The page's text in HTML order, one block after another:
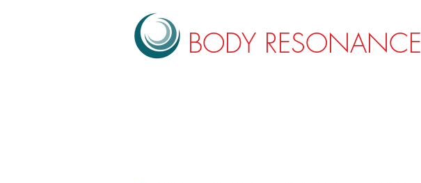
BODY RESONANCE